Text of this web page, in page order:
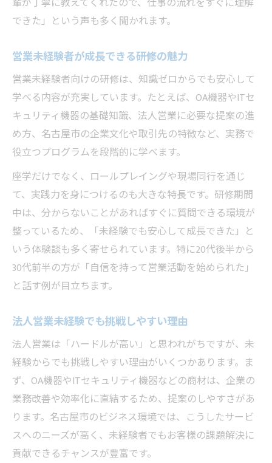
力
未経験から伸ばせる営業の強みとは
未経験でも活かせる営業ノウハウの習得法
営業に挑戦する前に知っておくべき注意点
営業未経験者が確認すべき職場環境の特徴
営業に転職する前に知りたい仕事内容とは
法人営業で求められる素質と姿勢について
未経験から営業で失敗しないための対策
営業初心者が注意したいポイントを解説
法人営業を目指す転職活動の進め方
営業未経験から法人営業への転職ステップ
法人営業志望者が実践すべき情報収集法
営業職で成功する転職活動のコツ
未経験から安心して応募できる求人選び
営業未経験者の自己PR作成ポイント
できた」という声も多く聞かれます。
営業未経験者が成長できる研修の魅力
営業未経験者向けの研修は、知識ゼロからでも安心して
学べる内容が充実しています。たとえば、OA機器やITセ
キュリティ機器の基礎知識、法人営業に必要な提案の進
め方、名古屋市の企業文化や取引先の特徴など、実務で
役立つプログラムを段階的に学べます。
座学だけでなく、ロールプレイングや現場同行を通じ
て、実践力を身につけるのも大きな特長です。研修期間
中は、分からないことがあればすぐに質問できる環境が
整っているため、「未経験でも安心して成長できた」と
いう体験談も多く寄せられています。特に20代後半から
30代前半の方が「自信を持って営業活動を始められた」
と話す例が目立ちます。
法人営業未経験でも挑戦しやすい理由
法人営業は「ハードルが高い」と思われがちですが、未
経験からでも挑戦しやすい理由がいくつかあります。ま
ず、OA機器やITセキュリティ機器などの商材は、企業の
業務改善や効率化に直結するため、提案のしやすさがあ
ります。名古屋市のビジネス環境では、こうしたサービ
スへのニーズが高く、未経験者でもお客様の課題解決に
貢献できるチャンスが豊富です。